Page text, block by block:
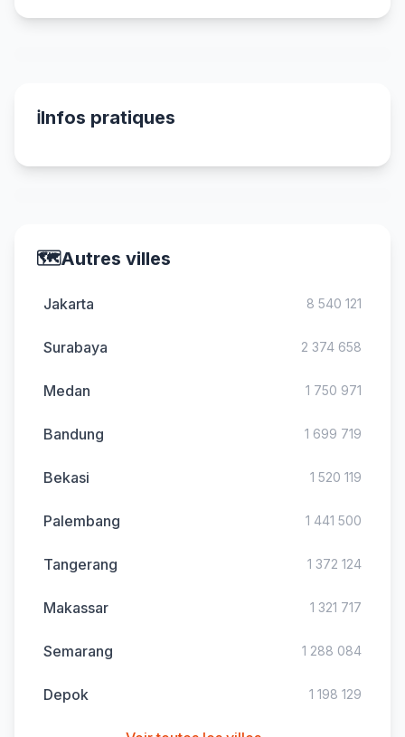
ℹ️Infos pratiques
🗺️Autres villes
Jakarta 8 540 121
Surabaya 2 374 658
Medan 1 750 971
Bandung 1 699 719
Bekasi 1 520 119
Palembang 1 441 500
Tangerang 1 372 124
Makassar 1 321 717
Semarang 1 288 084
Depok 1 198 129